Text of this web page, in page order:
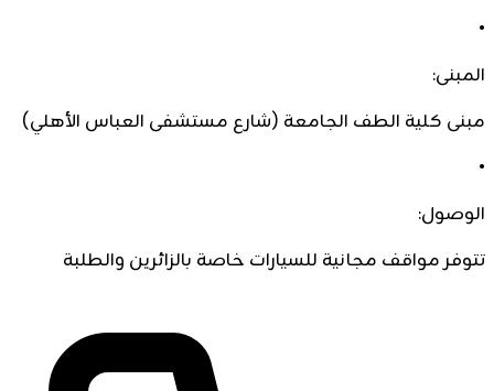
•
المبنى:
مبنى كلية الطف الجامعة (شارع مستشفى العباس الأهلي)
•
الوصول:
تتوفر مواقف مجانية للسيارات خاصة بالزائرين والطلبة